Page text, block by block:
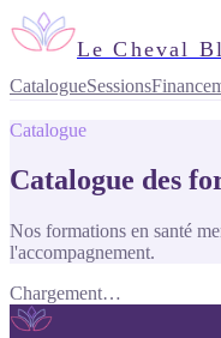
Le Cheval
CatalogueSessions
Catalogue
Catalogue des
Nos formations en santé
l'accompagnement.
Chargement…